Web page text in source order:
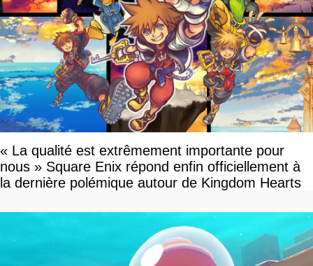
« La qualité est extrêmement importante pour
nous » Square Enix répond enfin officiellement à
la dernière polémique autour de Kingdom Hearts